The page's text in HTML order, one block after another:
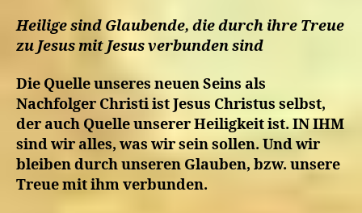
Heilige sind Glaubende, die durch ihre Treue
zu Jesus mit Jesus verbunden sind
Die Quelle unseres neuen Seins als
Nachfolger Christi ist Jesus Christus selbst,
der auch Quelle unserer Heiligkeit ist. IN IHM
sind wir alles, was wir sein sollen. Und wir
bleiben durch unseren Glauben, bzw. unsere
Treue mit ihm verbunden.